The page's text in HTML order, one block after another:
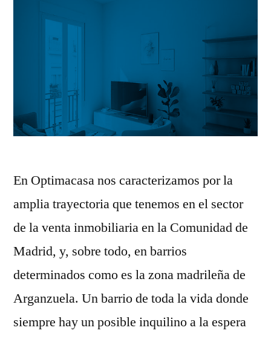
En Optimacasa nos caracterizamos por la
amplia trayectoria que tenemos en el sector
de la venta inmobiliaria en la Comunidad de
Madrid, y, sobre todo, en barrios
determinados como es la zona madrileña de
Arganzuela. Un barrio de toda la vida donde
siempre hay un posible inquilino a la espera